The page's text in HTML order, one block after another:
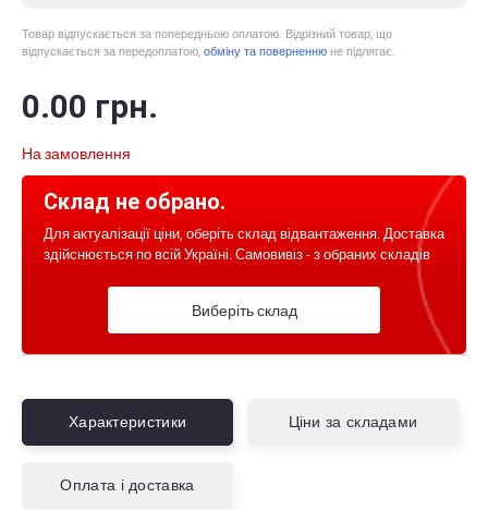
Товар відпускається за попередньою оплатою. Відрізний товар, що
відпускається за передоплатою, обміну та поверненню не підлягає.
0.00 грн.
На замовлення
Склад не обрано.
Для актуалізації ціни, оберіть склад відвантаження. Доставка
здійснюється по всій Україні. Самовивіз - з обраних складів
Виберіть склад
Характеристики Ціни за складами
Оплата і доставка